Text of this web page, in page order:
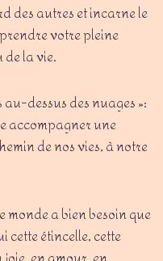
des autres et incarne le
votre pleine
de la vie.
dessus des nuages »:
accompagner une
de nos vies, à notre
monde a bien besoin que
cette étincelle, cette